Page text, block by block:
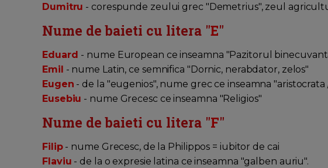
Dumitru - corespunde zeului grec "Demetrius", zeul
Nume de baieti cu litera "E"
Eduard - nume European ce inseamna "Pazitorul
Emil - nume Latin, ce semnifica "Dornic, nerabdator, zelos"
Eugen - de la "eugenios", nume grec ce inseamna "aristocrata
Eusebiu - nume Grecesc ce inseamna "Religios"
Nume de baieti cu litera "F"
Filip- nume Grecesc, de la Philippos = iubitor de cai
Flaviu - de la o expresie latina ce inseamna "galben auriu".